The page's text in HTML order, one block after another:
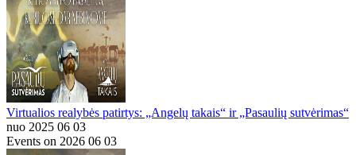
Virtualios realybės patirtys: „Angelų takais“ ir „Pasaulių sutvėrimas“
nuo 2025 06 03
Events on 2026 06 03